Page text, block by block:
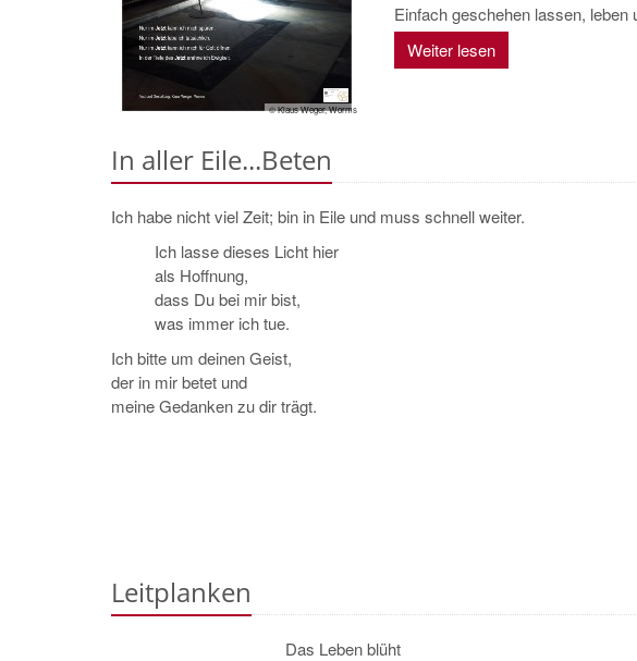
© Klaus Weger, Worms
Einfach geschehen lassen, leben
Weiter lesen
In aller Eile...Beten
Ich habe nicht viel Zeit; bin in Eile und muss schnell weiter.
Ich lasse dieses Licht hier
als Hoffnung,
dass Du bei mir bist,
was immer ich tue.
Ich bitte um deinen Geist,
der in mir betet und
meine Gedanken zu dir trägt.
Leitplanken
Das Leben blüht